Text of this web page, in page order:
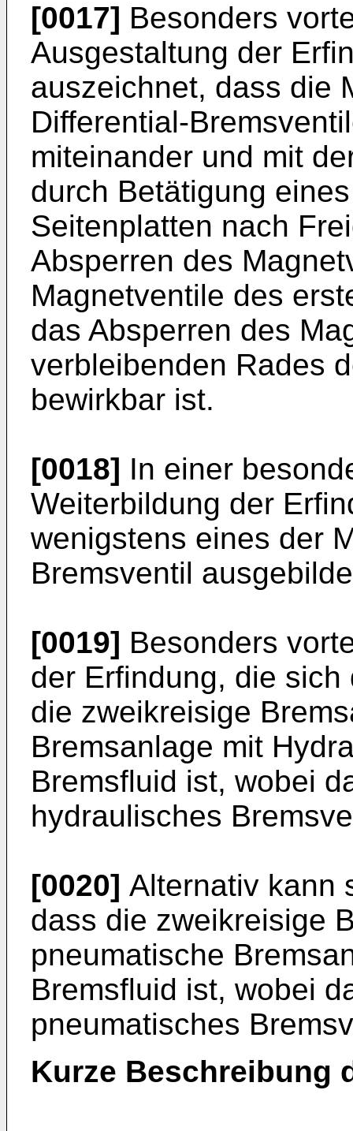
[0017] Besonders
Ausgestaltung der
auszeichnet, dass die
Differential-
miteinander und mit
durch Betätigung
Seitenplatten nach
Absperren des
Magnetventile des
das Absperren des
verbleibenden Rades
bewirkbar ist.
[0018] In einer
Weiterbildung der
wenigstens eines der
Bremsventil
[0019] Besonders
der Erfindung, die
die zweikreisige
Bremsanlage mit
Bremsfluid ist, wobei
hydraulisches
[0020] Alternativ kann
dass die zweikreisige
pneumatische
Bremsfluid ist, wobei
pneumatisches
Kurze Beschreibung